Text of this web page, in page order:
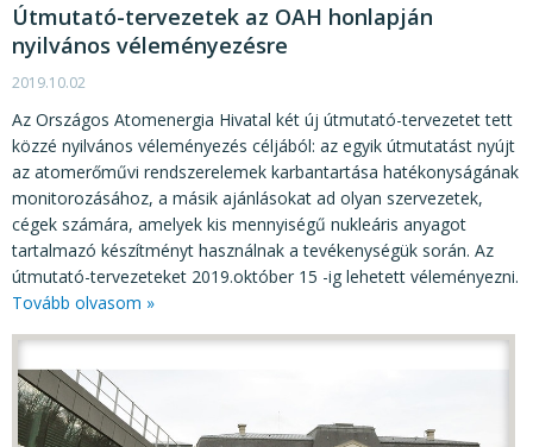
Útmutató-tervezetek az OAH honlapján
nyilvános véleményezésre
2019.10.02
Az Országos Atomenergia Hivatal két új útmutató-tervezetet tett
közzé nyilvános véleményezés céljából: az egyik útmutatást nyújt
az atomerőművi rendszerelemek karbantartása hatékonyságának
monitorozásához, a másik ajánlásokat ad olyan szervezetek,
cégek számára, amelyek kis mennyiségű nukleáris anyagot
tartalmazó készítményt használnak a tevékenységük során. Az
útmutató-tervezeteket 2019.október 15 -ig lehetett véleményezni.
Tovább olvasom »